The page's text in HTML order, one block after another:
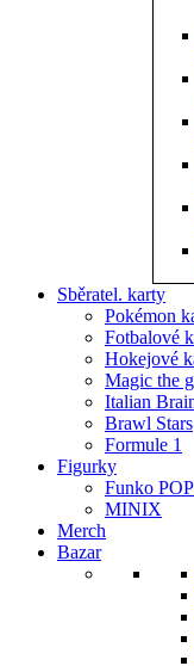
Sběratel. karty
Pokémon
Fotbalové
Hokejové
Magic the
Italian
Brawl Stars
Formule 1
Figurky
Funko
MINIX
Merch
Bazar